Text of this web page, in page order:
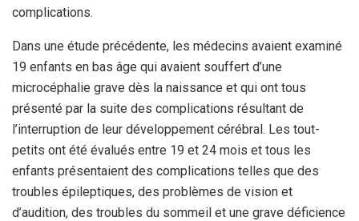
complications.
Dans une étude précédente, les médecins avaient examiné
19 enfants en bas âge qui avaient souffert d’une
microcéphalie grave dès la naissance et qui ont tous
présenté par la suite des complications résultant de
l’interruption de leur développement cérébral. Les tout-
petits ont été évalués entre 19 et 24 mois et tous les
enfants présentaient des complications telles que des
troubles épileptiques, des problèmes de vision et
d’audition, des troubles du sommeil et une grave déficience